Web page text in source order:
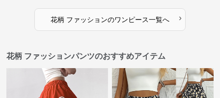
花柄 ファッションのワンピース一覧へ ›
花柄 ファッションパンツのおすすめアイテム